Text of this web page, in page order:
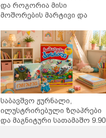
და როგორია მისი
მოშორების მარტივი და
საბავშვო ჟურნალი,
ილუსტრირებული ზღაპრები
და მაგნიტური სათამაშო 9.90